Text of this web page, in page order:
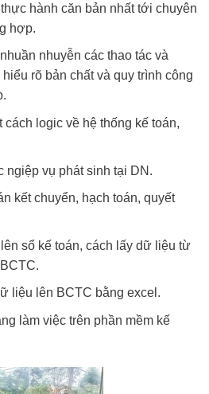
hành căn bản nhất tới chuyên
hợp.
nhuyễn các thao tác và
rõ bản chất và quy trình công
cách logic về hệ thống kế toán,
vụ phát sinh tại DN.
kết chuyển, hạch toán, quyết
sổ kế toán, cách lấy dữ liệu từ
liệu lên BCTC bằng excel.
làm việc trên phần mềm kế